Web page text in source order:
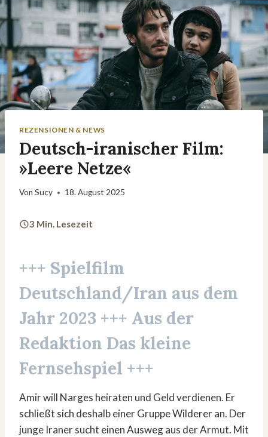
REZENSIONEN & NEWS
Deutsch-iranischer Film:
»Leere Netze«
Von Sucy 18. August 2025
3 Min. Lesezeit
+++ Spielfilm
Deutschland/Iran aus dem
Jahr 2023 +++ Aus der
Redaktion Das kleine
Fernsehspiel +++
Amir will Narges heiraten und Geld verdienen. Er
schließt sich deshalb einer Gruppe Wilderer an. Der
junge Iraner sucht einen Ausweg aus der Armut. Mit